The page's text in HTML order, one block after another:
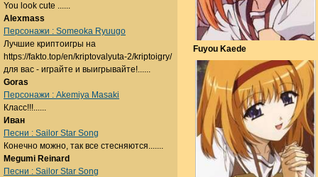
Fuyou Kaede
You look cute ......
Alexmass
Персонажи : Someoka Ryuugo
Лучшие криптоигры на
https://fakto.top/en/kriptovalyuta-2/kriptoigry/
для вас - играйте и выигрывайте!......
Goras
Персонажи : Akemiya Masaki
Класс!!!......
Иван
Песни : Sailor Star Song
Конечно можно, так все стесняются.......
Megumi Reinard
Песни : Sailor Star Song